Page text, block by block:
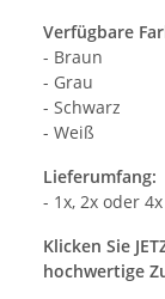
Verfügbare
- Braun
- Grau
- Schwarz
- Weiß
Lieferumfang:
- 1x, 2x oder
Klicken Sie
hochwertige